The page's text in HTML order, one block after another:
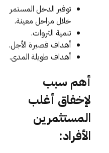
توفير الدخل المستمر
خلال مراحل معينة.
تنمية الثروات.
أهداف قصيرة الأجل.
أهداف طويلة المدى.
أهم سبب
لإخفاق أغلب
المستثمرين
الأفراد: